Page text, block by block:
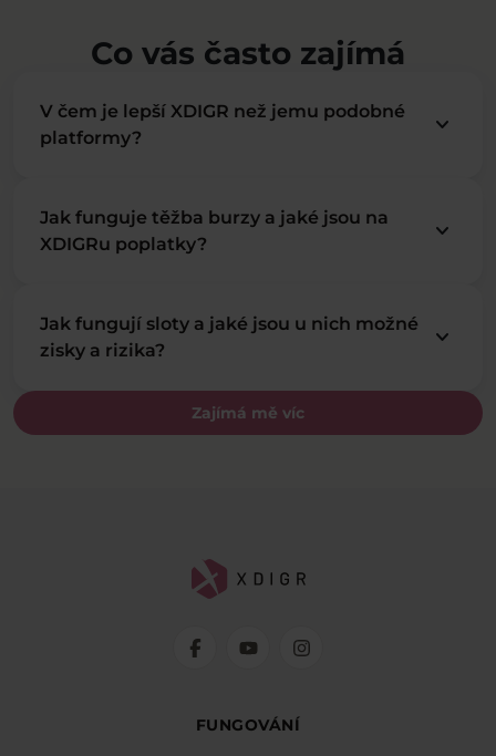
Co vás často zajímá
Zajímá mě víc
V čem je lepší XDIGR než jemu podobné
platformy?
keyboard_arrow_down
Jak funguje těžba burzy a jaké jsou na
XDIGRu poplatky?
keyboard_arrow_down
Jak fungují sloty a jaké jsou u nich možné
zisky a rizika?
keyboard_arrow_down
FUNGOVÁNÍ